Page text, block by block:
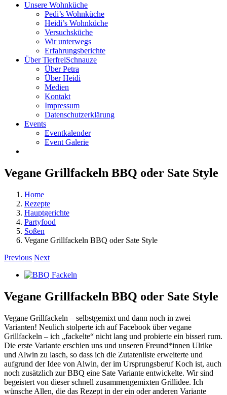
Unsere Wohnküche
Pedi’s Wohnküche
Heidi’s Wohnküche
Versuchsküche
Wir unterwegs
Erfahrungsberichte
Über TierfreiSchnauze
Über Petra
Über Heidi
Medien
Kontakt
Impressum
Datenschutzerklärung
Events
Eventkalender
Event Galerie
Vegane Grillfackeln BBQ oder Sate Style
Home
Rezepte
Hauptgerichte
Partyfood
Soßen
Vegane Grillfackeln BBQ oder Sate Style
Previous Next
View
Vegane Grillfackeln BBQ oder Sate Style
Vegane Grillfackeln – selbstgemixt und dann noch in zwei
Varianten! Neulich stolperte ich auf Facebook über vegane
Grillfackeln – ich „fackelte“ nicht lang und probierte ein bisserl rum.
Die erste Variante erschien uns und unseren Freund*innen Ulrike
und Alwin zu lasch, so dass ich die Zutatenliste erweiterte und
aufgrund der Idee von Alwin, der im Ursprungsberuf Koch ist, auch
noch zusätzlich zur BBQ eine Sate Variante entwickelte. Wir sind
begeistert von dieser schnell zusammengemixten Grillidee. Ich
wünsche Allen, die das Rezept in der ein oder anderen Variante